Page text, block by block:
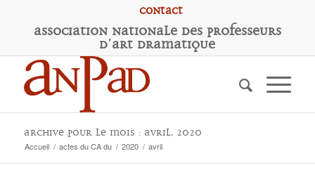
Contact
Association Nationale des Professeurs
d'Art Dramatique
Archive pour le mois : avril, 2020
Accueil / actes du CA du / 2020 / avril